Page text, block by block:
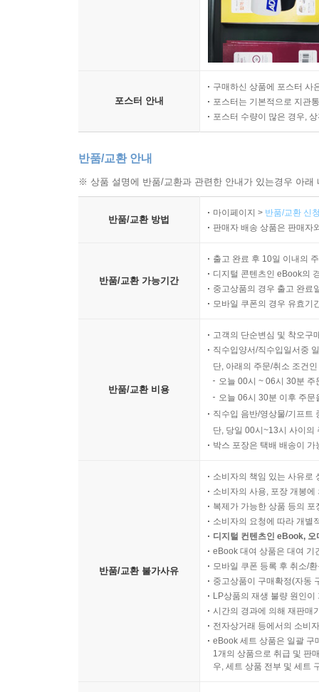
포스터 안내
구매하신 상품에 포스터 사
포스터는 기본적으로 지관
포스터 수량이 많은 경우,
반품/교환 안내
※ 상품 설명에 반품/교환과 관련한 안내가 있는경우 아
반품/교환 방법
마이페이지 > 반품/교환 신
판매자 배송 상품은 판매자
반품/교환 가능기간
출고 완료 후 10일 이내의
디지털 콘텐츠인 eBook의
중고상품의 경우 출고 완료
모바일 쿠폰의 경우 유효기
반품/교환 비용
고객의 단순변심 및 착오구
직수입양서/직수입일서중
단, 아래의 주문/취소 조건
오늘 00시 ~ 06시 30분
오늘 06시 30분 이후 주
직수입 음반/영상물/기프트
단, 당일 00시~13시 사이의
박스 포장은 택배 배송이
반품/교환 불가사유
소비자의 책임 있는 사유로
소비자의 사용, 포장 개봉
복제가 가능한 상품 등의
소비자의 요청에 따라 개별
디지털 컨텐츠인 eBook,
eBook 대여 상품은 대여 기
모바일 쿠폰 등록 후 취소/
중고상품이 구매확정(자동
LP상품의 재생 불량 원인
시간의 경과에 의해 재판매
전자상거래 등에서의 소비
eBook 세트 상품은 일괄 구
1개의 상품으로 취급 및 판
우, 세트 상품 전부 및 세트